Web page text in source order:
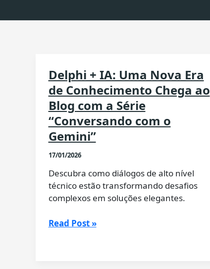
Delphi + IA: Uma Nova Era
de Conhecimento Chega ao
Blog com a Série
“Conversando com o
Gemini”
17/01/2026
Descubra como diálogos de alto nível
técnico estão transformando desafios
complexos em soluções elegantes.
Delphi
Read Post »